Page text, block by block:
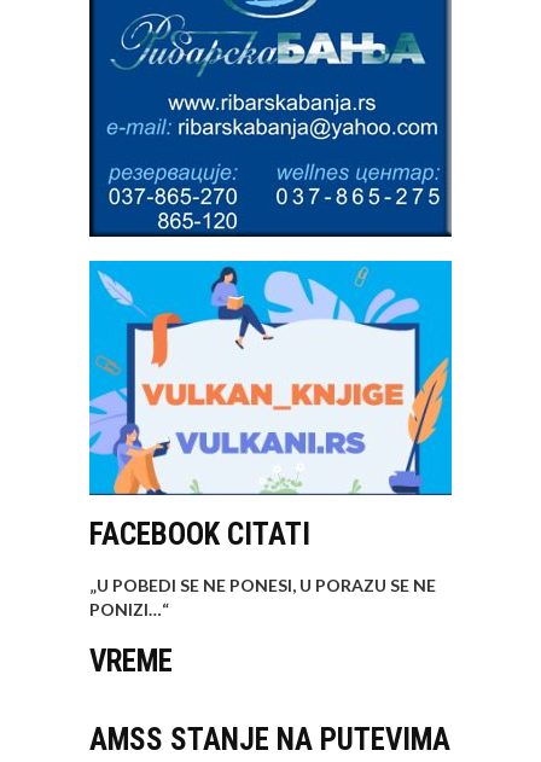
FACEBOOK CITATI
„U POBEDI SE NE PONESI, U PORAZU SE NE
PONIZI…“
VREME
AMSS STANJE NA PUTEVIMA